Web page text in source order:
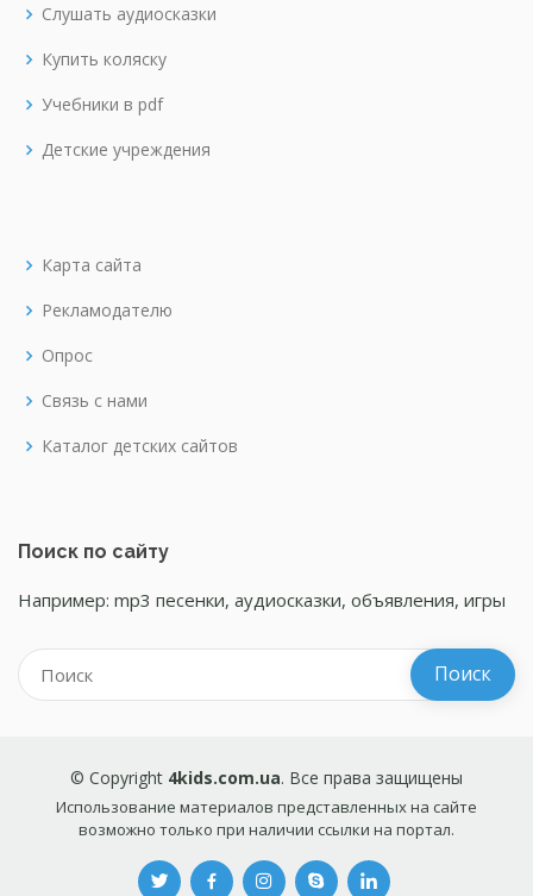
Слушать аудиосказки
Купить коляску
Учебники в pdf
Детские учреждения
Карта сайта
Рекламодателю
Опрос
Связь с нами
Каталог детских сайтов
Поиск по сайту
Например: mp3 песенки, аудиосказки, объявления, игры
© Copyright 4kids.com.ua. Все права защищены
Использование материалов представленных на сайте
возможно только при наличии ссылки на портал.